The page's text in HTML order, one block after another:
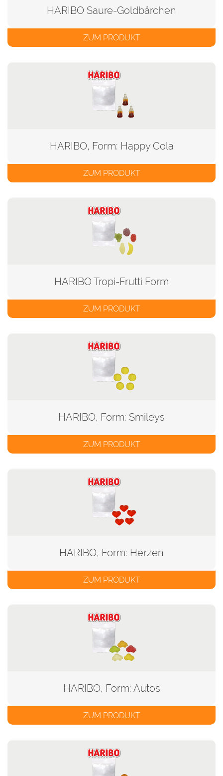
HARIBO Saure-Goldbärchen
ZUM PRODUKT
HARIBO, Form: Happy Cola
ZUM PRODUKT
HARIBO Tropi-Frutti Form
ZUM PRODUKT
HARIBO, Form: Smileys
ZUM PRODUKT
HARIBO, Form: Herzen
ZUM PRODUKT
HARIBO, Form: Autos
ZUM PRODUKT